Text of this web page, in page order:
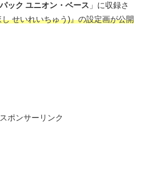
ック ユニオン・ベース 」に収録さ
し せいれいちゅう)』の設定画が公開
スポンサーリンク